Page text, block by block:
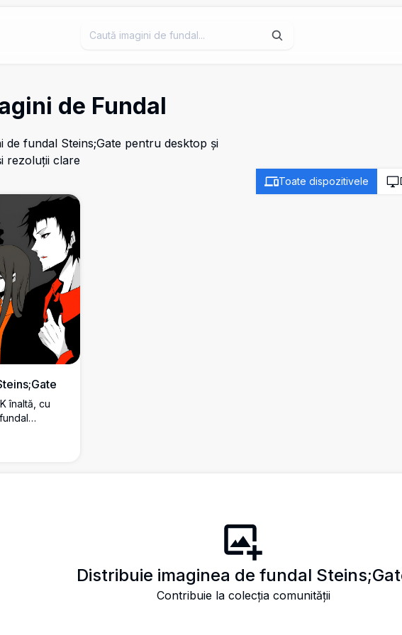
de Fundal
de fundal Steins;Gate pentru desktop și
rezoluții clare
Toate dispozitivele
înaltă, cu
anime
Distribuie imaginea de fundal
Contribuie la colecția comunității